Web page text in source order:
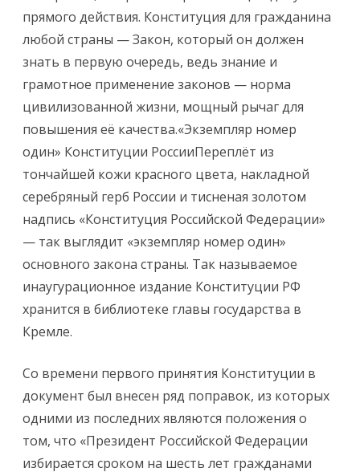
прямого действия. Конституция для гражданина
любой страны — Закон, который он должен
знать в первую очередь, ведь знание и
грамотное применение законов — норма
цивилизованной жизни, мощный рычаг для
повышения её качества.«Экземпляр номер
один» Конституции РоссииПереплёт из
тончайшей кожи красного цвета, накладной
серебряный герб России и тисненая золотом
надпись «Конституция Российской Федерации»
— так выглядит «экземпляр номер один»
основного закона страны. Так называемое
инаугурационное издание Конституции РФ
хранится в библиотеке главы государства в
Кремле.
Со времени первого принятия Конституции в
документ был внесен ряд поправок, из которых
одними из последних являются положения о
том, что «Президент Российской Федерации
избирается сроком на шесть лет гражданами